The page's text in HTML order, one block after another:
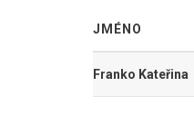
JMÉNO
Franko Kateřina